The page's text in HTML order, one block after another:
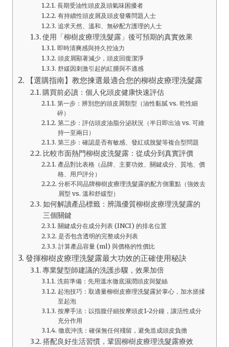
長期受油性頭皮及頭氣味困擾者
有持續性頭皮屑及頭皮發癢問題人士
追求天然、溫和、無矽配方護理的人士
使用「柳樹皮療理洗髮露」後可預期的真實效果
即時清爽感與持久控油力
頭皮屑顯著減少，頭皮回復潔淨
舒緩因刺激引起的紅腫與不適感
【選購指南】教您揀選最適合您的柳樹皮療理洗髮露
購買前必讀：個人化頭皮健康快速評估
第一步：辨別您的頭皮屑類型（油性黏膩 vs. 乾性細
碎）
第二步：評估頭皮油脂分泌狀況（半日即出油 vs. 可維
持一至兩日）
第三步：確認是否有敏感、發紅或脫髮等複合型問題
比較市面熱門柳樹皮洗髮露：從成分到真實評價
產品對比表格（品牌、主要功效、關鍵成分、質地、價
格、用戶評分）
分析不同品牌柳樹皮療理洗髮露的配方側重點（強效去
屑型 vs. 溫和舒緩型）
如何解讀產品標籤：辨識優質柳樹皮療理洗髮露的
三個關鍵
關鍵成分在成分列表 (INCI) 的排名位置
是否包含透明的完整成分列表
計算產品容量 (ml) 與價格的性價比
發揮柳樹皮療理洗髮露最大功效的正確使用秘訣
專業髮型師建議的洗護步驟，效果加倍
洗前準備：先用溫水徹底濕潤頭皮與髮絲
起泡技巧：取適量柳樹皮療理洗髮露於掌心，加水搓揉
至起泡
按摩手法：以指腹仔細按摩頭皮1-2分鐘，讓活性成分
充分作用
徹底沖洗：確保無任何殘留，避免造成頭皮負擔
搭配良好生活習慣，鞏固柳樹皮療理洗髮露療效